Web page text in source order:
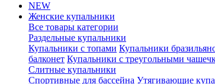
NEW
Женские купальники
Все товары категории
Раздельные купальники
Купальники с топами Купальники
балконет Купальники с треугольными
Слитные купальники
Спортивные для бассейна Утягивающие